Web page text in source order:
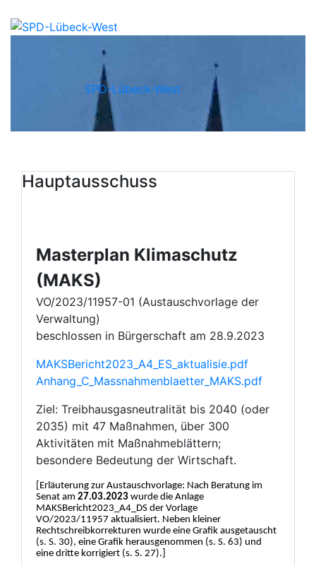
SPD-Lübeck-West
Hauptausschuss
Masterplan Klimaschutz
(MAKS)
VO/2023/11957-01 (Austauschvorlage der
Verwaltung)
beschlossen in Bürgerschaft am 28.9.2023
MAKSBericht2023_A4_ES_aktualisie.pdf
Anhang_C_Massnahmenblaetter_MAKS.pdf
Ziel: Treibhausgasneutralität bis 2040 (oder
2035) mit 47 Maßnahmen, über 300
Aktivitäten mit Maßnahmeblättern;
besondere Bedeutung der Wirtschaft.
[Erläuterung zur Austauschvorlage: Nach Beratung im
Senat am 27.03.2023 wurde die Anlage
MAKSBericht2023_A4_DS der Vorlage
VO/2023/11957 aktualisiert. Neben kleiner
Rechtschreibkorrekturen wurde eine Grafik ausgetauscht
(s. S. 30), eine Grafik herausgenommen (s. S. 63) und
eine dritte korrigiert (s. S. 27).